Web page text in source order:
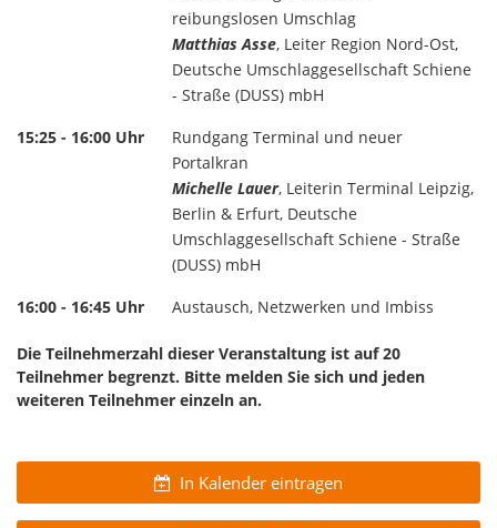
reibungslosen Umschlag
Matthias Asse, Leiter Region Nord-Ost,
Deutsche Umschlaggesellschaft Schiene
- Straße (DUSS) mbH
15:25 - 16:00 Uhr
Rundgang Terminal und neuer
Portalkran
Michelle Lauer, Leiterin Terminal Leipzig,
Berlin & Erfurt, Deutsche
Umschlaggesellschaft Schiene - Straße
(DUSS) mbH
16:00 - 16:45 Uhr
Austausch, Netzwerken und Imbiss
Die Teilnehmerzahl dieser Veranstaltung ist auf 20
Teilnehmer begrenzt. Bitte melden Sie sich und jeden
weiteren Teilnehmer einzeln an.
In Kalender eintragen